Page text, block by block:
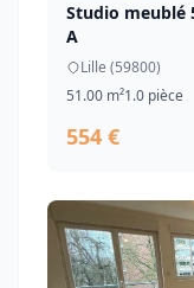
Studio meublé
A
Lille (59800)
51.00 m²1.0 pièce
554 €